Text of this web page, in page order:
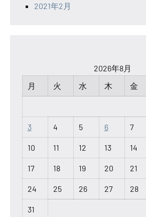
2021年2月
2026年8月
月
火 水 木 金
3 4 5 6 7
10 11 12 13 14
17 18 19 20 21
24 25 26 27 28
31